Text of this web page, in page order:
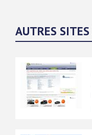
AUTRES SITES